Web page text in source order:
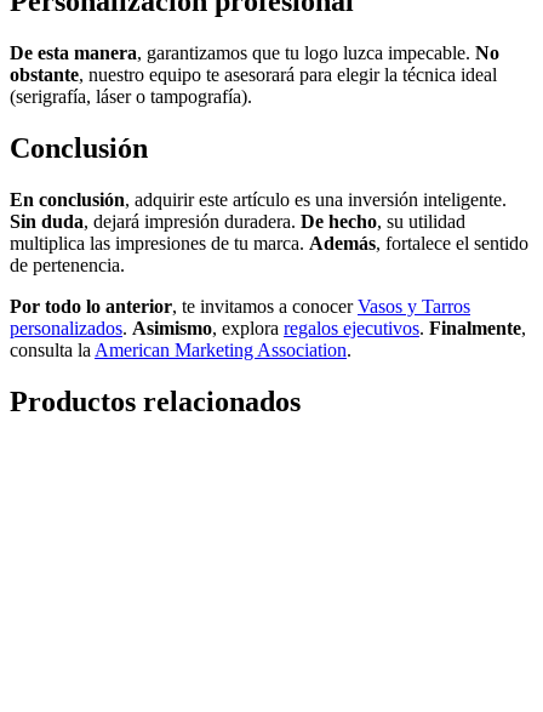
De esta manera, garantizamos que tu logo luzca impecable. No
obstante, nuestro equipo te asesorará para elegir la técnica ideal
(serigrafía, láser o tampografía).
Conclusión
En conclusión, adquirir este artículo es una inversión inteligente.
Sin duda, dejará impresión duradera. De hecho, su utilidad
multiplica las impresiones de tu marca. Además, fortalece el sentido
de pertenencia.
Por todo lo anterior, te invitamos a conocerVasos y Tarros
personalizados. Asimismo, explora regalos ejecutivos. Finalmente,
consulta la American Marketing Association.
Productos relacionados